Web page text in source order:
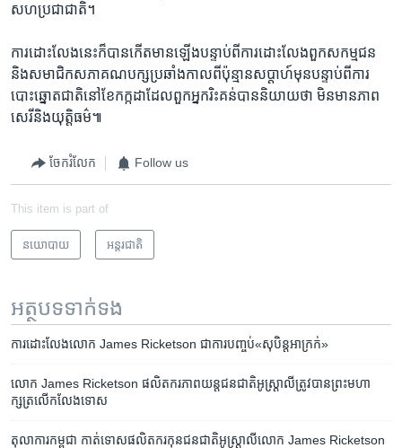
សហប្រជា​ជាតិ។
​ការ​ដោះ​លែង​នេះ​ក៏​បាន​កើត​មាន​ឡើង​បន្ទាប់​ពីការ​ដោះលែង​ពួក​សកម្មជន​
និង​សមាជិក​សភា​គណបក្ស​ប្រឆាំង​កាល​ពី​ប៉ុន្មាន​សប្តាហ៍មុនបន្ទាប់​ពីការ​
បោះឆ្នោត​ជាតិ​នៅ​ខែ​កក្កដា​ដែល​ពួក​អ្នក​រិះគន់​បាន​និយាយ​ថា ​មិនមាន​ភាព​
សេរី​និង​យុត្តិធម៌៕
ចែករំលែក Follow us
This item is part of
នយោបាយ អន្តរជាតិ
អត្ថបទ​ទាក់ទង
ការ​ដោះ​លែង​លោក ​James Ricketson ​ជា​ការ​បញ្ចប់​«សុបិន្ត​អាក្រក់»
លោក James Ricketson ផលិតករ​ភាពយន្តជន​ជាតិ​អូស្រ្តាលី​ត្រូវ​បាន​ព្រះ​មហា​
ក្សត្រ​លើក​លែង​ទោស
តុលាការកម្ពុជា​ ​កាត់​ទោស​ផលិត​ករ​កុន​ជនជាតិ​អូស្ត្រាលី​លោក​ ​James Ricketson​ ​